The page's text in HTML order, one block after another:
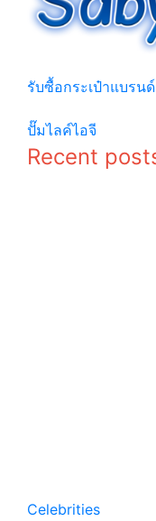
รับซื้อกระเป๋าแบรนด์
ปั๊มไลค์ไอจี
Recent
Celebrities